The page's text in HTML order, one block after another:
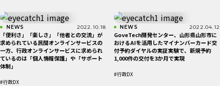
NEWS 2022.10.18
「便利さ」「楽しさ」「他者との交流」が
求められている民間オンラインサービスの
一方、行政オンラインサービスに求められ
ているのは「個人情報保護」や「サポート
体制」
#行政DX
NEWS 2022.04.12
GoveTech開発センター、山形県山形市に
おけるAIを活用したマイナンバーカード交
付予約ダイヤルの実証実験で、新規予約
1,000件の交付を3か月で実現
#行政DX